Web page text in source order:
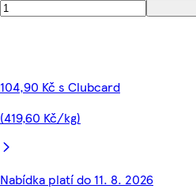
104,90 Kč s Clubcard
(419,60 Kč/kg)
Nabídka platí do 11. 8. 2026